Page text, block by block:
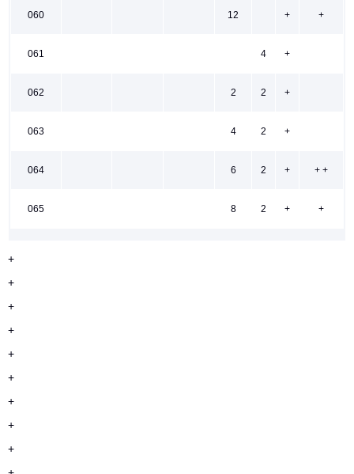
060 12 + +
061 4 +
062 2 2 +
063 4 2 +
064 6 2 + + +
065 8 2 + +
+
+
+
+
+
+
+
+
+